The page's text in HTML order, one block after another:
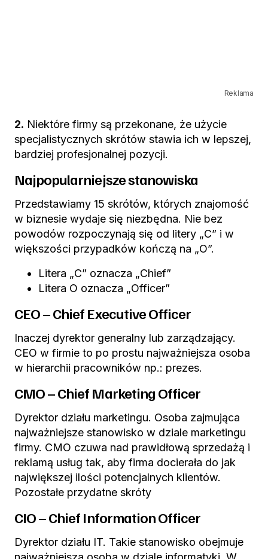
Reklama
2. Niektóre firmy są przekonane, że użycie
specjalistycznych skrótów stawia ich w lepszej,
bardziej profesjonalnej pozycji.
Najpopularniejsze stanowiska
Przedstawiamy 15 skrótów, których znajomość
w biznesie wydaje się niezbędna. Nie bez
powodów rozpoczynają się od litery „C” i w
większości przypadków kończą na „O”.
Litera „C” oznacza „Chief”
Litera O oznacza „Officer”
CEO – Chief Executive Officer
Inaczej dyrektor generalny lub zarządzający.
CEO w firmie to po prostu najważniejsza osoba
w hierarchii pracowników np.: prezes.
CMO – Chief Marketing Officer
Dyrektor działu marketingu. Osoba zajmująca
najważniejsze stanowisko w dziale marketingu
firmy. CMO czuwa nad prawidłową sprzedażą i
reklamą usług tak, aby firma docierała do jak
największej ilości potencjalnych klientów.
Pozostałe przydatne skróty
CIO – Chief Information Officer
Dyrektor działu IT. Takie stanowisko obejmuje